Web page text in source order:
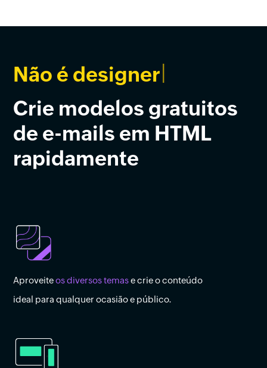
Não é prob|
Crie modelos gratuitos
de e-mails em HTML
rapidamente
Aproveiteos diversos temase crie o conteúdo
ideal para qualquer ocasião e público.